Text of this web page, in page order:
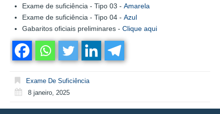
Exame de suficiência - Tipo 03 - Amarela
Exame de suficiência - Tipo 04 - Azul
Gabaritos oficiais preliminares - Clique aqui
Exame De Suficiência
8 janeiro, 2025